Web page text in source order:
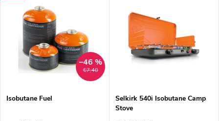
€7,40
–46 %
Isobutane Fuel
Selkirk 540i Isobutane Camp
Stove